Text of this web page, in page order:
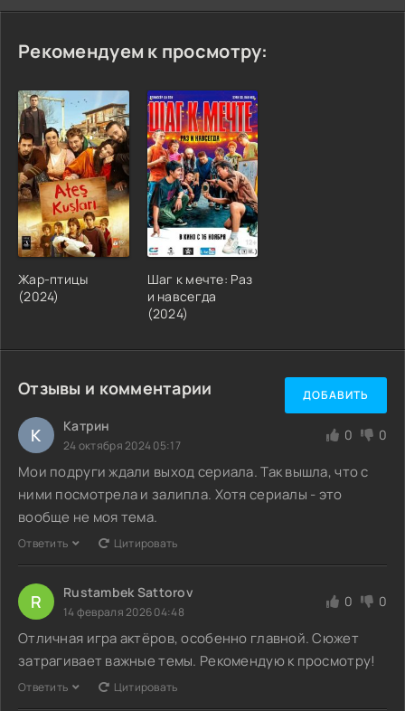
Рекомендуем к просмотру:
Жар-птицы
(2024)
Шаг к мечте: Раз
и навсегда
(2024)
Отзывы и комментарии ДОБАВИТЬ
К Катрин
24 октября 2024 05:17
0 0
Мои подруги ждали выход сериала. Так вышла, что с
ними посмотрела и залипла. Хотя сериалы - это
вообще не моя тема.
Ответить Цитировать
R Rustambek Sattorov
14 февраля 2026 04:48
0 0
Отличная игра актёров, особенно главной. Сюжет
затрагивает важные темы. Рекомендую к просмотру!
Ответить Цитировать